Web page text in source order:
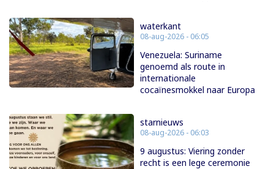
waterkant
08-aug-2026 - 06:05
Venezuela: Suriname
genoemd als route in
internationale
cocaïnesmokkel naar Europa
starnieuws
08-aug-2026 - 06:03
9 augustus: Viering zonder
recht is een lege ceremonie